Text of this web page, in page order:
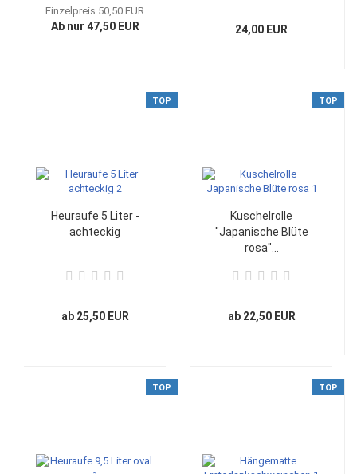
Einzelpreis 50,50 EUR
Ab nur 47,50 EUR 24,00 EUR
TOP
Heuraufe 5 Liter -
achteckig
ab 25,50 EUR
TOP
Kuschelrolle
"Japanische Blüte
rosa"...
ab 22,50 EUR
TOP TOP